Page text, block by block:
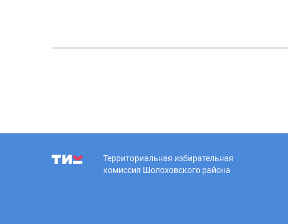
Территориальная избирательная
комиссия Шолоховского района